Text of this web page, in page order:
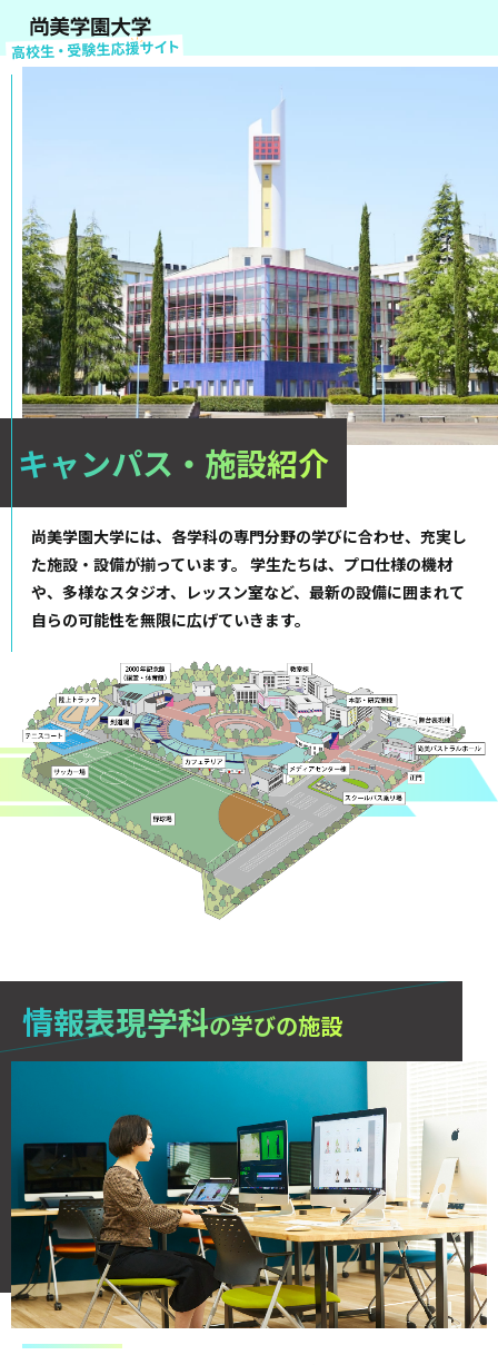
キャンパス・施設紹介
尚美学園大学には、各学科の専門分野の学びに合わせ、充実し
た施設・設備が揃っています。 学生たちは、プロ仕様の機材
や、多様なスタジオ、レッスン室など、最新の設備に囲まれて
自らの可能性を無限に広げていきます。
情報表現学科の学びの施設